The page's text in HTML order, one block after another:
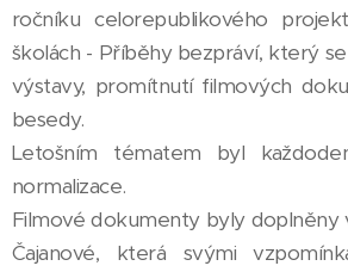
ročníku celorepublikového
školách - Příběhy bezpráví, který
výstavy, promítnutí filmových
besedy.
Letošním tématem byl
normalizace.
Filmové dokumenty byly doplněny
Čajanové, která svými